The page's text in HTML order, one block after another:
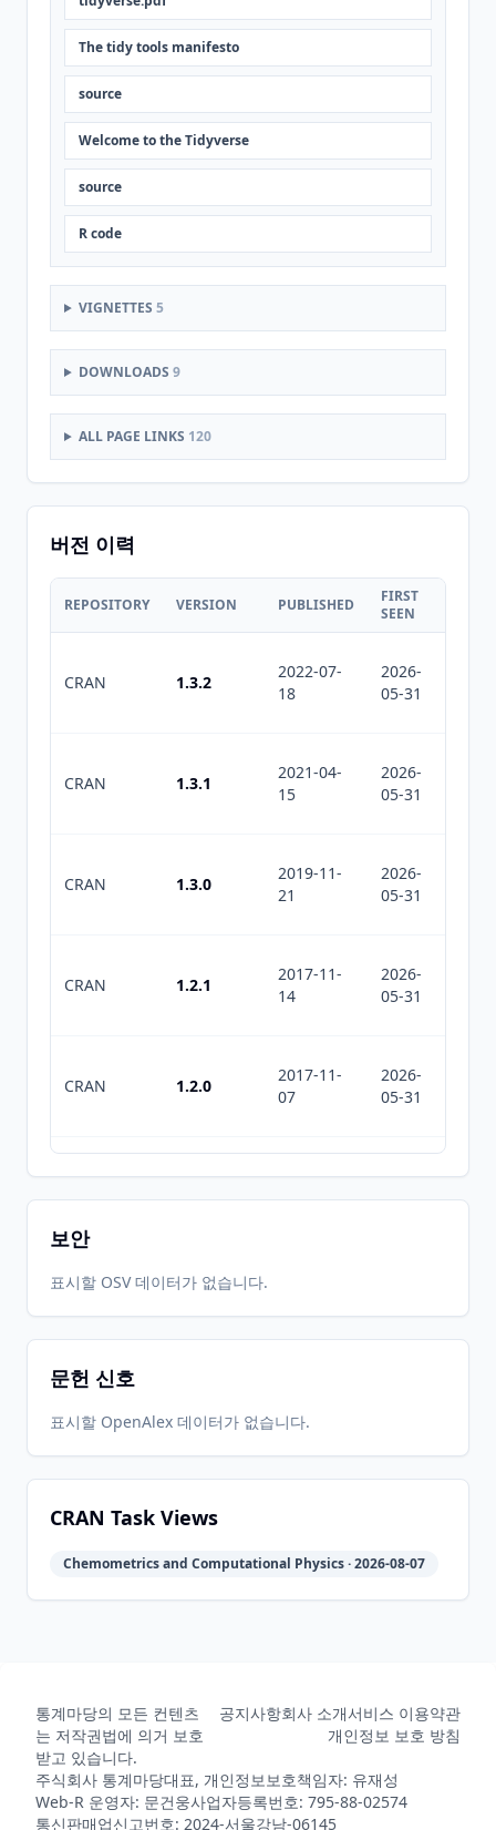
The tidy tools manifesto
source
Welcome to the Tidyverse
source
R code
VIGNETTES 5
DOWNLOADS 9
ALL PAGE LINKS 120
버전 이력
REPOSITORY VERSION PUBLISHED
FIRST
SEEN
CRAN 1.3.2
2022-07-
18
2026-
05-31
CRAN 1.3.1
2021-04-
15
2026-
05-31
CRAN 1.3.0
2019-11-
21
2026-
05-31
CRAN 1.2.1
2017-11-
14
2026-
05-31
CRAN 1.2.0
2017-11-
07
2026-
05-31
2017-01-
27
2026-
05-31
2026-
08-01
CRAN 1.1.0
CRAN
2026-
2026-
R-universe 2.0.0.9000
2026-
보안
표시할 OSV 데이터가 없습니다.
문헌 신호
표시할 OpenAlex 데이터가 없습니다.
CRAN Task Views
Chemometrics and Computational Physics · 2026-08-07
통계마당의 모든 컨텐츠
는 저작권법에 의거 보호
받고 있습니다.
공지사항회사 소개서비스 이용약관
개인정보 보호 방침
주식회사 통계마당대표, 개인정보보호책임자: 유재성
Web-R 운영자: 문건웅사업자등록번호: 795-88-02574
통신판매업신고번호: 2024-서울강남-06145